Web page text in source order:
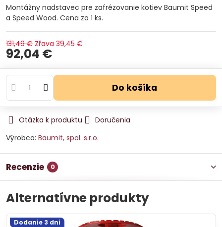
Montážny nadstavec pre zafrézovanie kotiev Baumit Speed
a Speed Wood. Cena za 1 ks.
131,49 € Zľava 39,45 €
92,04 €
Do košíka
Otázka k produktu
Doručenia
Výrobca: Baumit, spol. s.r.o.
Recenzie 0
Alternatívne produkty
Dodanie 3 dni